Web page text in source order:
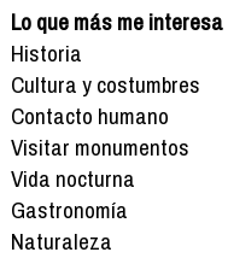
Lo que más me
Historia
Cultura y costumbres
Contacto humano
Visitar monumentos
Vida nocturna
Gastronomía
Naturaleza